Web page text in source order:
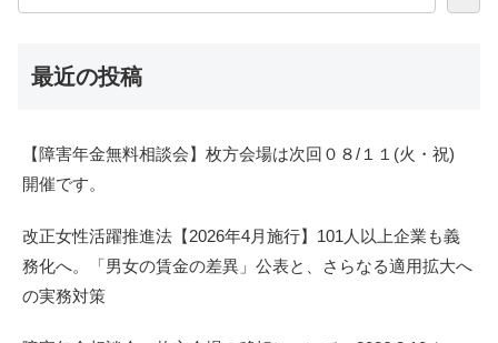
最近の投稿
【障害年金無料相談会】枚方会場は次回０８/１１(火・祝)
開催です。
改正女性活躍推進法【2026年4月施行】101人以上企業も義
務化へ。「男女の賃金の差異」公表と、さらなる適用拡大へ
の実務対策